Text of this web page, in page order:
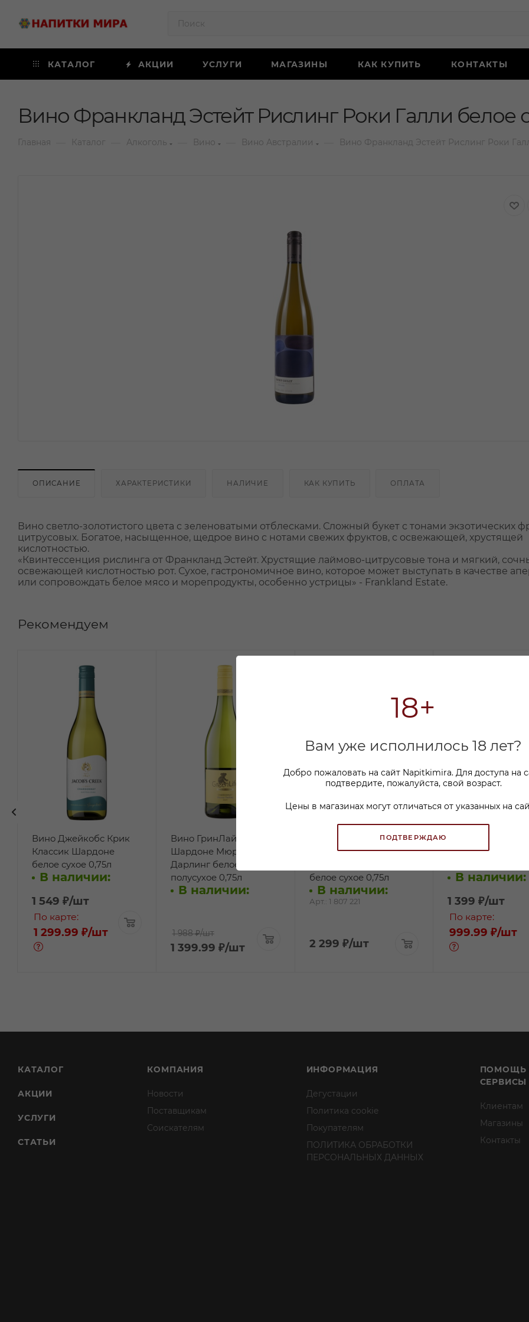
18+
Вам уже исполнилось 18 лет?
Добро пожаловать на сайт Napitkimira. Для доступа на
подтвердите, пожалуйста, свой возраст.
Цены в магазинах могут отличаться от указанных на
ПОДТВЕРЖДАЮ
КАТАЛОГ АКЦИИ УСЛУГИ МАГАЗИНЫ КАК КУПИТЬ КОНТАКТЫ
Вино Франкланд Эстейт Рислинг Роки Галли белое
Главная Каталог Алкоголь Вино Вино Австралии Вино Франкланд Эстейт Рислинг Роки
ОПИСАНИЕ ХАРАКТЕРИСТИКИ НАЛИЧИЕ КАК КУПИТЬ ОПЛАТА
Вино светло-золотистого цвета с зеленоватыми отблесками. Сложный букет с тонами экзотических
цитрусовых. Богатое, насыщенное, щедрое вино с нотами свежих фруктов, с освежающей, хрустящей
кислотностью.
«Квинтессенция рислинга от Франкланд Эстейт. Хрустящие лаймово-цитрусовые тона и мягкий,
освежающей кислотностью рот. Сухое, гастрономичное вино, которое может выступать в качестве
или сопровождать белое мясо и морепродукты, особенно устрицы» - Frankland Estate.
Рекомендуем
Вино Джейкобс Крик
Классик Шардоне
белое сухое 0,75л
В наличии:
1 549 ₽/шт
По карте:
1 299.99 ₽/шт
Вино ГринЛайф
Шардоне Мюррей
Дарлинг белое
полусухое 0,75л
В наличии:
1 988 ₽/шт
1 399.99 ₽/шт
Вино Шардоне Кингс
оф Прохибишэн Стелла
белое сухое 0,75л
В наличии:
Арт.: 1 807 221
2 299 ₽/шт
Шардоне белое
В наличии:
1 399 ₽/шт
По карте:
999.99 ₽/шт
КАТАЛОГ
АКЦИИ
УСЛУГИ
СТАТЬИ
КОМПАНИЯ
Новости
Поставщикам
Соискателям
ИНФОРМАЦИЯ
Дегустации
Политика cookie
Покупателям
ПОЛИТИКА ОБРАБОТКИ
ПЕРСОНАЛЬНЫХ ДАННЫХ
ПОМОЩЬ
СЕРВИСЫ
Клиентам
Магазины
Контакты